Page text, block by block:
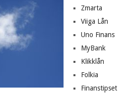
Zmarta
Viiga Lån
Uno Finans
MyBank
Klikklån
Folkia
Finanstipset